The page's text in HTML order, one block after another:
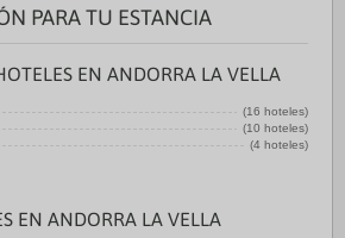
PARA TU ESTANCIA
EN ANDORRA LA VELLA
(16 hoteles)
(10 hoteles)
(4 hoteles)
EN ANDORRA LA VELLA